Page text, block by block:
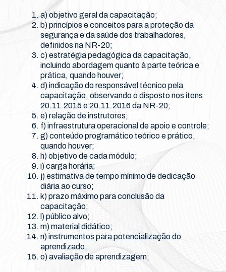
a) objetivo geral da capacitação;
b) princípios e conceitos para a proteção da
segurança e da saúde dos trabalhadores,
definidos na NR-20;
c) estratégia pedagógica da capacitação,
incluindo abordagem quanto à parte teórica e
prática, quando houver;
d) indicação do responsável técnico pela
capacitação, observando o disposto nos itens
20.11.2015 e 20.11.2016 da NR-20;
e) relação de instrutores;
f) infraestrutura operacional de apoio e controle;
g) conteúdo programático teórico e prático,
quando houver;
h) objetivo de cada módulo;
i) carga horária;
j) estimativa de tempo mínimo de dedicação
diária ao curso;
k) prazo máximo para conclusão da
capacitação;
l) público alvo;
m) material didático;
n) instrumentos para potencialização do
aprendizado;
o) avaliação de aprendizagem;